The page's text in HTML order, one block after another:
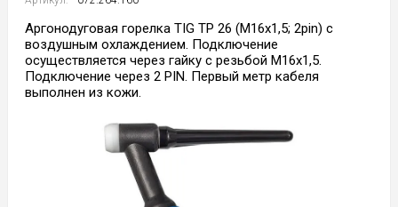
Аргонодуговая горелка TIG TP 26 (M16х1,5; 2pin) с
воздушным охлаждением. Подключение
осуществляется через гайку с резьбой M16х1,5.
Подключение через 2 PIN. Первый метр кабеля
выполнен из кожи.